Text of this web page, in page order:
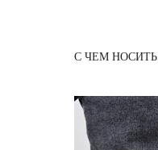
С ЧЕМ НОСИТЬ